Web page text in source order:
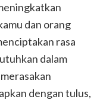
dan orang
rasa
dalam
dengan tulus,